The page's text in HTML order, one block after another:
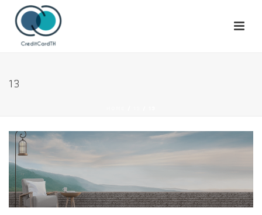
13